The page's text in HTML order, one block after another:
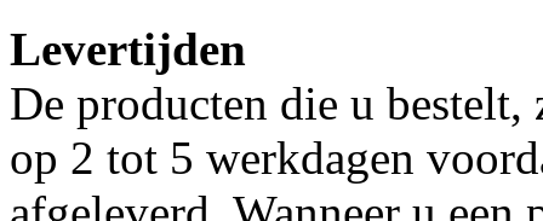
Levertijden
De producten die u
op 2 tot 5 werkdagen